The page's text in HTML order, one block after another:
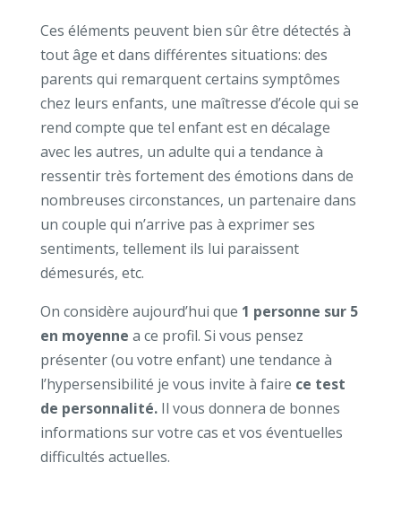
Ces éléments peuvent bien sûr être détectés à
tout âge et dans différentes situations: des
parents qui remarquent certains symptômes
chez leurs enfants, une maîtresse d’école qui se
rend compte que tel enfant est en décalage
avec les autres, un adulte qui a tendance à
ressentir très fortement des émotions dans de
nombreuses circonstances, un partenaire dans
un couple qui n’arrive pas à exprimer ses
sentiments, tellement ils lui paraissent
démesurés, etc.
On considère aujourd’hui que 1 personne sur 5
en moyenne a ce profil. Si vous pensez
présenter (ou votre enfant) une tendance à
l’hypersensibilité je vous invite à faire ce test
de personnalité. Il vous donnera de bonnes
informations sur votre cas et vos éventuelles
difficultés actuelles.